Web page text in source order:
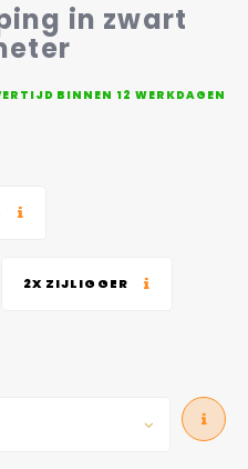
in zwart
BINNEN 12 WERKDAGEN
2X ZIJLIGGER